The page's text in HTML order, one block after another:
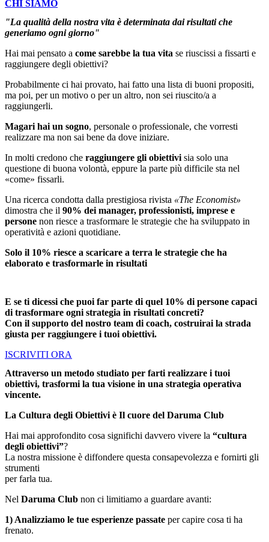
CHI SIAMO
"La qualità della nostra vita è determinata dairisultatiche
generiamo ogni giorno"
Hai mai pensato a come sarebbe la tua vita se riuscissi a fissarti e
raggiungere degli obiettivi?
Probabilmente ci hai provato, hai fatto una lista di buoni propositi,
ma poi, per un motivo o per un altro, non sei riuscito/a a
raggiungerli.
Magari hai un sogno, personale o professionale, che vorresti
realizzare ma non sai bene da dove iniziare.
In molti credono che raggiungere gli obiettivi sia solo una
questione di buona volontà, eppure la parte più difficile sta nel
«come» fissarli.
Una ricerca condotta dalla prestigiosa rivista «The Economist»
dimostra che il 90% dei manager, professionisti, imprese e
persone non riesce a trasformare le strategie che ha sviluppato in
operatività e azioni quotidiane.
Solo il 10% riesce a scaricare a terra le strategie che ha
elaborato e trasformarle in risultati
E se ti dicessi che puoi far parte di quel 10% di persone capaci
di trasformare ogni strategia in risultati concreti?
Con il supporto del nostro team di coach, costruirai la strada
giusta per raggiungere i tuoi obiettivi.
ISCRIVITI ORA
Attraverso un metodo studiato per farti realizzare i tuoi
obiettivi, trasformi la tua visione in una strategia operativa
vincente.
La Cultura degli Obiettivi è Il cuore del Daruma Club
Hai mai approfondito cosa significhi davvero vivere la “cultura
degli obiettivi”?
La nostra missione è diffondere questa consapevolezza e fornirti gli
strumenti
per farla tua.
Nel Daruma Club non ci limitiamo a guardare avanti:
1) Analizziamo le tue esperienze passate per capire cosa ti ha
frenato.